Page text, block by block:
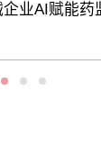
业AI赋能药